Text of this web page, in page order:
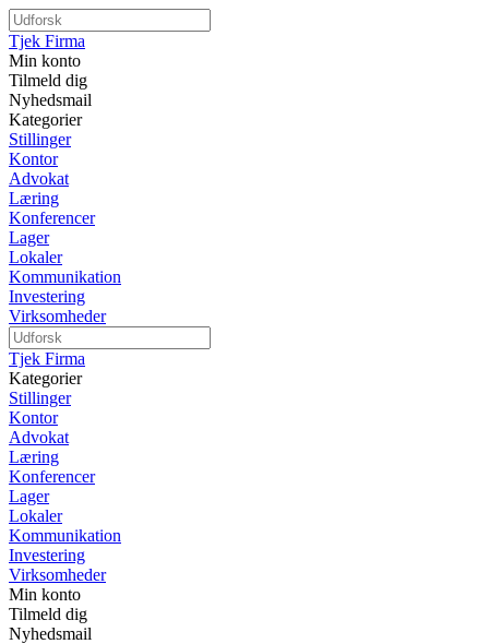
Tjek Firma
Min konto
Tilmeld dig
Nyhedsmail
Kategorier
Stillinger
Kontor
Advokat
Læring
Konferencer
Lager
Lokaler
Kommunikation
Investering
Virksomheder
Tjek Firma
Kategorier
Stillinger
Kontor
Advokat
Læring
Konferencer
Lager
Lokaler
Kommunikation
Investering
Virksomheder
Min konto
Tilmeld dig
Nyhedsmail